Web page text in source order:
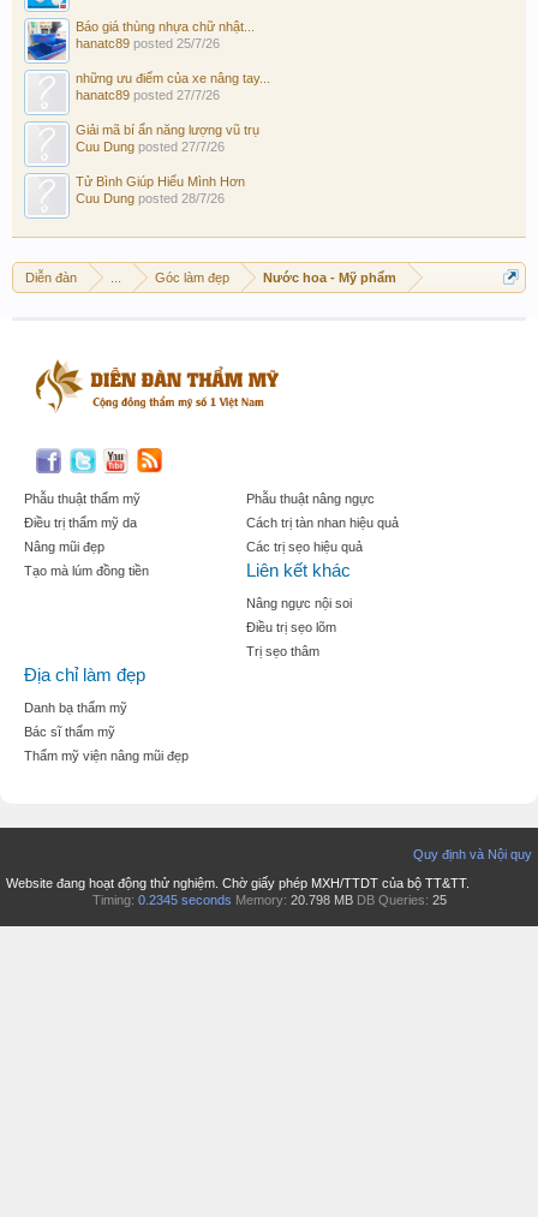
Báo giá thùng nhựa chữ nhật...
hanatc89 posted 25/7/26
những ưu điểm của xe nâng tay...
hanatc89 posted 27/7/26
Giải mã bí ẩn năng lượng vũ trụ
Cuu Dung posted 27/7/26
Tử Bình Giúp Hiểu Mình Hơn
Cuu Dung posted 28/7/26
Diễn đàn Góc làm đẹp Nước hoa - Mỹ phẩm
Phẫu thuật thẩm mỹ
Điều trị thẩm mỹ da
Nâng mũi đẹp
Tạo mà lúm đồng tiền
Phẫu thuật nâng ngực
Cách trị tàn nhan hiệu quả
Các trị sẹo hiệu quả
Liên kết khác
Nâng ngực nội soi
Điều trị sẹo lõm
Trị sẹo thâm
Địa chỉ làm đẹp
Danh bạ thẩm mỹ
Bác sĩ thẩm mỹ
Thẩm mỹ viện nâng mũi đẹp
Quy định và Nội quy
Website đang hoạt động thử nghiệm. Chờ giấy phép MXH/TTDT của bộ TT&TT.
Timing: 0.2345 seconds Memory: 20.798 MB DB Queries: 25